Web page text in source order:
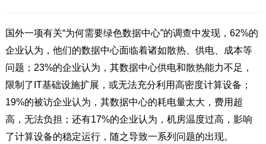
国外一项有关“为何需要绿色数据中心”的调查中发现，62%的
企业认为，他们的数据中心面临着诸如散热、供电、成本等
问题；23%的企业认为，其数据中心供电和散热能力不足，
限制了IT基础设施扩展，或无法充分利用高密度计算设备；
19%的被访企业认为，其数据中心的耗电量太大，费用超
高，无法负担；还有17%的企业认为，机房温度过高，影响
了计算设备的稳定运行，随之导致一系列问题的出现。